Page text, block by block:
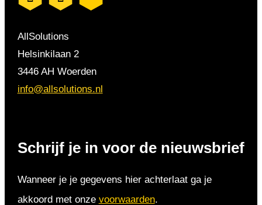
AllSolutions
Helsinkilaan 2
3446 AH Woerden
info@allsolutions.nl
Schrijf je in voor de nieuwsbrief
Wanneer je je gegevens hier achterlaat ga je
akkoord met onze voorwaarden.